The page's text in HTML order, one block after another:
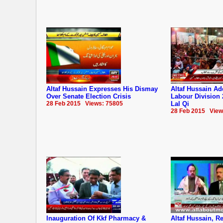
Altaf Hussain Expresses His Dismay
Over Senate Election Crisis
28 Feb 2015 Views: 75805
Altaf Hussain
Labour Division
Lal Qi
28 Feb 2015
Inauguration Of Kkf Pharmacy &
Altaf Hussain,